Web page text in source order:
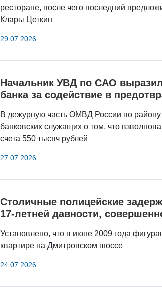
ресторане, после чего последний
Клары Цеткин
29.07.2026
Начальник УВД по САО
банка за содействие в
В дежурную часть ОМВД России по району
банковских служащих о том, что
счета 550 тысяч рублей
27.07.2026
Столичные полицейские
17-летней давности,
Установлено, что в июне 2009 года
квартире на Дмитровском шоссе
24.07.2026